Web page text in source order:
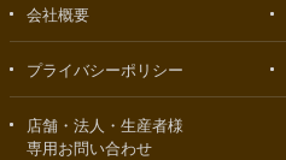
会社概要
プライバシーポリシー
店舗・法人・生産者様
専用お問い合わせ